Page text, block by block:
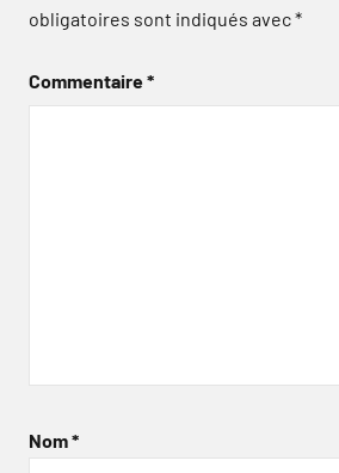
obligatoires sont indiqués avec*
Commentaire*
Nom*